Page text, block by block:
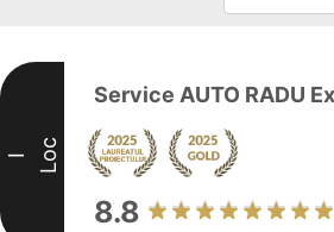
I Loc
Service AUTO RADU
8.8